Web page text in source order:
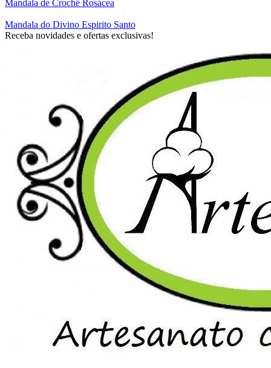
Mandala de Crochê Rosácea
Mandala do Divino Espirito Santo
Receba novidades e ofertas exclusivas!